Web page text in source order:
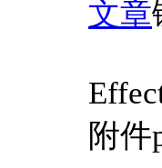
文章
附件